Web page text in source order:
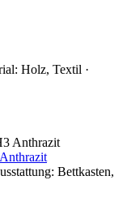
Holz, Textil ·
Bettkasten,